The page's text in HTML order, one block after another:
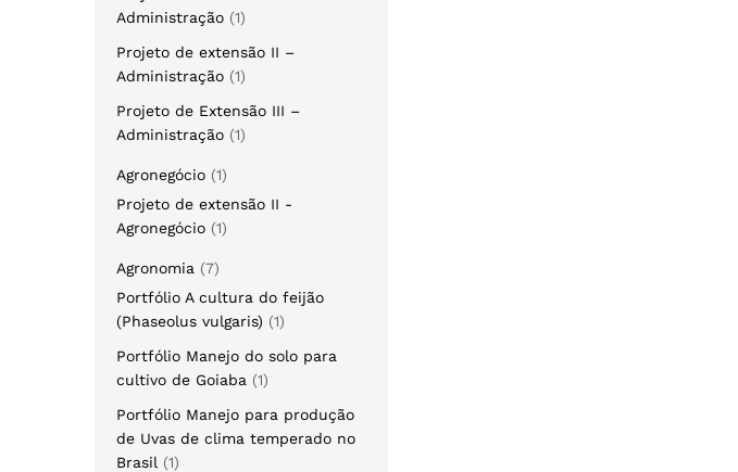
Administração
1
Projeto de extensão II –
Administração
1
Projeto de Extensão III –
Administração
1
Agronegócio
1
Projeto de extensão II -
Agronegócio
1
Agronomia
7
Portfólio A cultura do feijão
(Phaseolus vulgaris)
1
Portfólio Manejo do solo para
cultivo de Goiaba
1
Portfólio Manejo para produção
de Uvas de clima temperado no
Brasil
1